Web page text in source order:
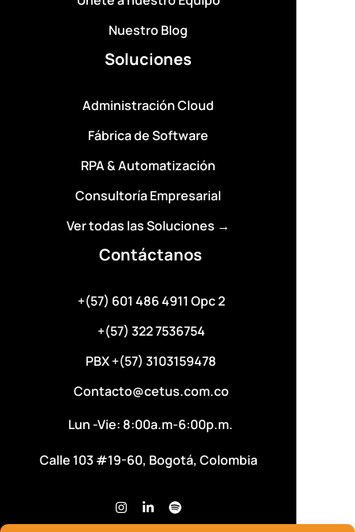
Nuestro Blog
Soluciones
Administración Cloud
Fábrica de Software
RPA & Automatización
Consultoría Empresarial
Ver todas las Soluciones →
Contáctanos
+(57) 601 486 4911 Opc 2
+(57) 322 7536754
PBX +(57) 3103159478
Contacto@cetus.com.co
Lun -Vie: 8:00a.m-6:00p.m.
Calle 103 #19-60, Bogotá, Colombia